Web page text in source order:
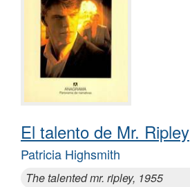
El talento de Mr. Ripley
Patricia Highsmith
The talented mr. ripley, 1955